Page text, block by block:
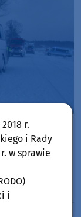
się
w gminie
r.
i Rady
w sprawie
i